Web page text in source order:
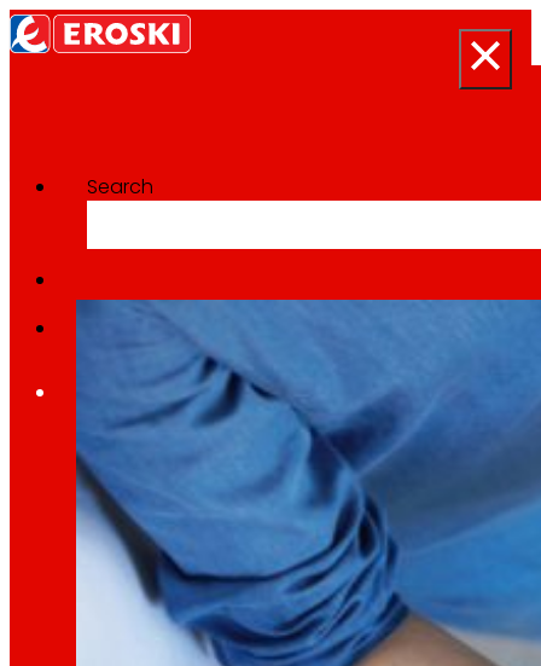
Search
Quen somos
Somos EROSKI